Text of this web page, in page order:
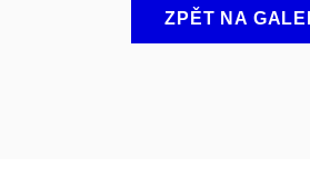
ZPĚT NA